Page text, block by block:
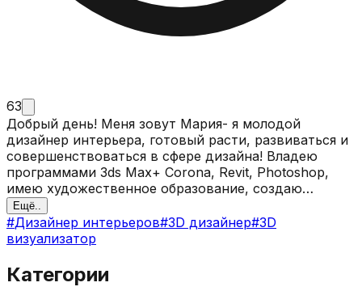
63
Добрый день! Меня зовут Мария- я молодой
дизайнер интерьера, готовый расти, развиваться и
совершенствоваться в сфере дизайна! Владею
программами 3ds Max+ Corona, Revit, Photoshop,
имею художественное образование, создаю
качественные визуализации интерьеров. Это
галерея моих работ.
Ещё..
#Дизайнер интерьеров#3D дизайнер#3D
визуализатор
Категории